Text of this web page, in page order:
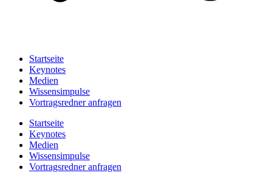
Startseite
Keynotes
Medien
Wissensimpulse
Vortragsredner anfragen
Startseite
Keynotes
Medien
Wissensimpulse
Vortragsredner anfragen